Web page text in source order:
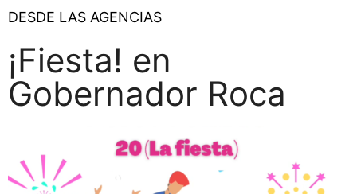
DESDE LAS AGENCIAS
¡Fiesta! en
Gobernador Roca